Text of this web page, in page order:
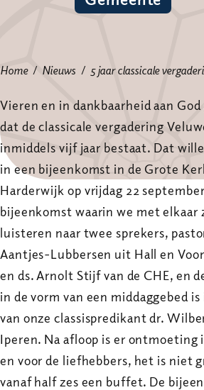
Home Nieuws 5 jaar classicale
Vieren en in dankbaarheid aan
dat de classicale vergadering
inmiddels vijf jaar bestaat. Dat
in een bijeenkomst in de Grote
Harderwijk op vrijdag 22
bijeenkomst waarin we met elkaar
luisteren naar twee sprekers,
Aantjes-Lubbersen uit Hall en
en ds. Arnolt Stijf van de CHE, en
in de vorm van een middaggebed
van onze classispredikant dr.
Iperen. Na afloop is er ontmoeting
en voor de liefhebbers, het is niet
vanaf half zes een buffet. De